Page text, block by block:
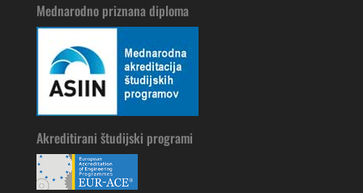
Mednarodno priznana diploma
Akreditirani študijski programi